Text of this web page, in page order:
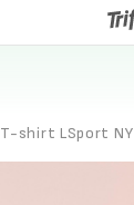
T-shirt LSport NY